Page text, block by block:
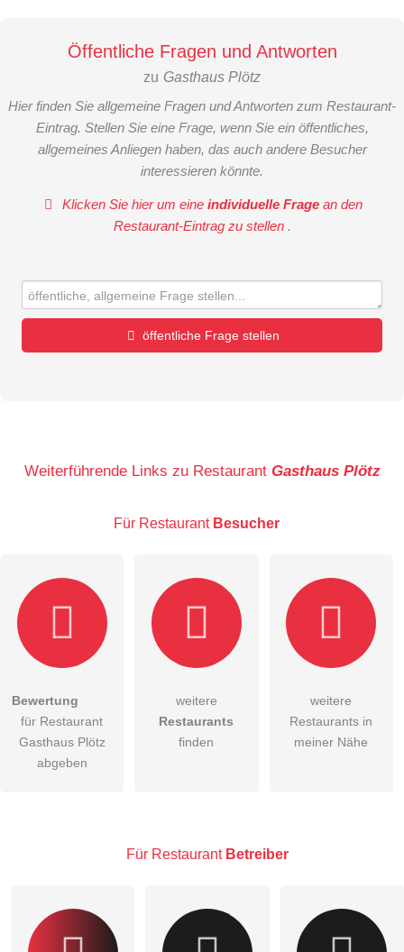
Öffentliche Fragen und Antworten
zu Gasthaus Plötz
Hier finden Sie allgemeine Fragen und Antworten zum Restaurant-
Eintrag. Stellen Sie eine Frage, wenn Sie ein öffentliches,
allgemeines Anliegen haben, das auch andere Besucher
interessieren könnte.
Klicken Sie hier um eineindividuelle Frage an den
Restaurant-Eintrag zu stellen .
öffentliche Frage stellen
E-Mail-Adresse (wird nicht veröffentlicht)
Hiermit akzeptiere ich dieAGB
DieDatenschutzerklärung habe ich zur Kenntnis genommen.
Besucher sichtbar.
Weiterführende Links zu Restaurant Gasthaus Plötz
Für Restaurant Besucher
Bewertung
für Restaurant
Gasthaus Plötz
abgeben
weitere
Restaurants
finden
weitere
Restaurants in
meiner Nähe
Für Restaurant Betreiber